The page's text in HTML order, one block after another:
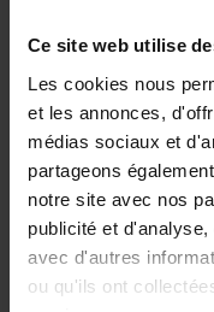
Ce site web utilise
Les cookies nous
et les annonces,
médias sociaux et
partageons
notre site avec nos
publicité et
avec d'autres
ou qu'ils ont
€